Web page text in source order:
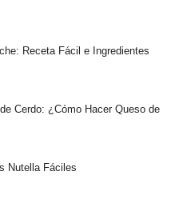
Receta Fácil e Ingredientes
Cerdo: ¿Cómo Hacer Queso de
Nutella Fáciles